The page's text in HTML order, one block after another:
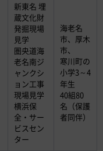
新東名 埋
蔵文化財
発掘現場
見学
圏央道海
老名南ジ
ャンクシ
ョン工事
現場見学
横浜保
全・サー
ビスセン
ター
海老名
市、厚木
市、
寒川町の
小学3～4
年生
40組80
名（保護
者同伴）